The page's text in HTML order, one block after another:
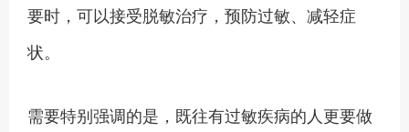
要时，可以接受脱敏治疗，预防过敏、减轻症
状。
需要特别强调的是，既往有过敏疾病的人更要做